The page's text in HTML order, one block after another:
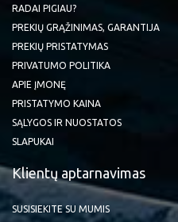
RADAI PIGIAU?
PREKIŲ GRĄŽINIMAS, GARANTIJA
PREKIŲ PRISTATYMAS
PRIVATUMO POLITIKA
APIE ĮMONĘ
PRISTATYMO KAINA
SĄLYGOS IR NUOSTATOS
SLAPUKAI
Klientų aptarnavimas
SUSISIEKITE SU MUMIS